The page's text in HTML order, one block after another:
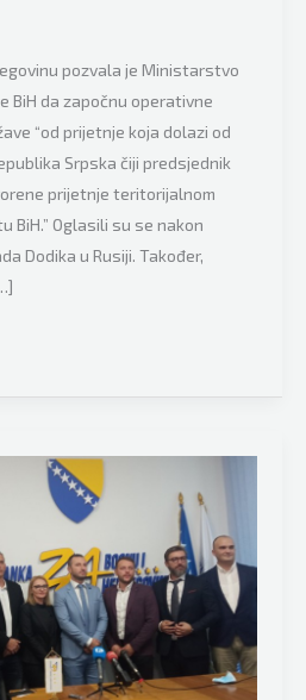
pozvala je Ministarstvo
BiH da započnu operativne
“od prijetnje koja dolazi od
Srpska čiji predsjednik
prijetnje teritorijalnom
Oglasili su se nakon
Dodika u Rusiji. Također,